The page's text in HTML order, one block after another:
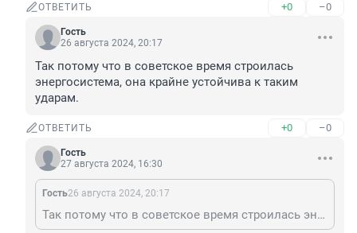
ОТВЕТИТЬ +0 –0
Гость
26 августа 2024, 20:17
Так потому что в советское время строилась
энергосистема, она крайне устойчива к таким
ударам.
ОТВЕТИТЬ +0 –0
Гость
27 августа 2024, 16:30
Гость26 августа 2024, 20:17
Так потому что в советское время строилась энергосистема, она крайне устойчива к таким ударам.